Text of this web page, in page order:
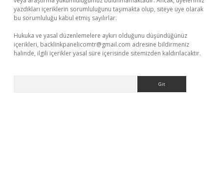
yazdıkları içeriklerin sorumluluğunu taşımakta olup, siteye üye olarak
bu sorumluluğu kabul etmiş sayılırlar.
Hukuka ve yasal düzenlemelere aykırı olduğunu düşündüğünüz
içerikleri, backlinkpanelicomtr@gmail.com adresine bildirmeniz
halinde, ilgili içerikler yasal süre içerisinde sitemizden kaldırılacaktır.